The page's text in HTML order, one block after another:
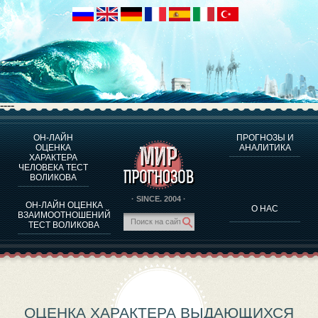
----
ОН-ЛАЙН
ОЦЕНКА
ХАРАКТЕРА
ЧЕЛОВЕКА ТЕСТ
ВОЛИКОВА
ОН-ЛАЙН ОЦЕНКА
ВЗАИМООТНОШЕНИЙ
ТЕСТ ВОЛИКОВА
· SINCE. 2004 ·
ПРОГНОЗЫ И
АНАЛИТИКА
О НАС
О ПРОГРАММЕ
ОЦЕНКА ХАРАКТЕРA ЧЕЛОВЕКА
ОЦЕНКА ХАРАКТЕРА ВЫДАЮЩИХСЯ ЛИЧНОСТЕЙ
О ПРОГРАММЕ
ТЕСТ НА СОВМЕСТИМОСТЬ ВОЛИКОВА
ПРОГНОЗЫ И АНАЛИТИКА
ОЦЕНКА ХАРАКТЕРА ВЫДАЮЩИХСЯ